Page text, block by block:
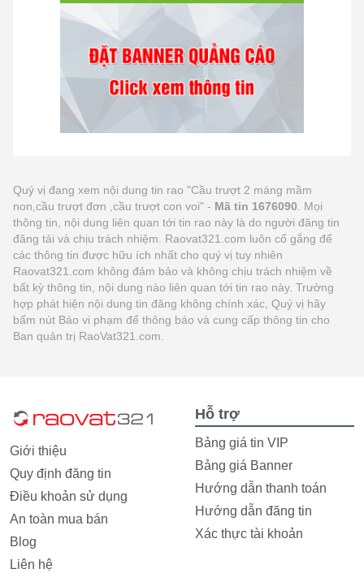
Quý vị đang xem nội dung tin rao "Cầu trượt 2 máng mầm
non,cầu trượt đơn ,cầu trượt con voi" - Mã tin 1676090 . Mọi
thông tin, nội dung liên quan tới tin rao này là do người đăng tin
đăng tải và chịu trách nhiệm. Raovat321.com luôn cố gắng để
các thông tin được hữu ích nhất cho quý vị tuy nhiên
Raovat321.com không đảm bảo và không chịu trách nhiệm về
bất kỳ thông tin, nội dung nào liên quan tới tin rao này. Trường
hợp phát hiện nội dung tin đăng không chính xác, Quý vị hãy
bấm nút Báo vi phạm để thông báo và cung cấp thông tin cho
Ban quản trị RaoVat321.com.
Giới thiệu
Quy định đăng tin
Điều khoản sử dụng
An toàn mua bán
Blog
Liên hệ
Hỗ trợ
Bảng giá tin VIP
Bảng giá Banner
Hướng dẫn thanh toán
Hướng dẫn đăng tin
Xác thực tài khoản